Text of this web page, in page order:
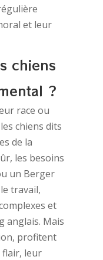
et leur
chiens
?
race ou
chiens dits
de la
les besoins
un Berger
travail,
et
anglais. Mais
profitent
flair, leur